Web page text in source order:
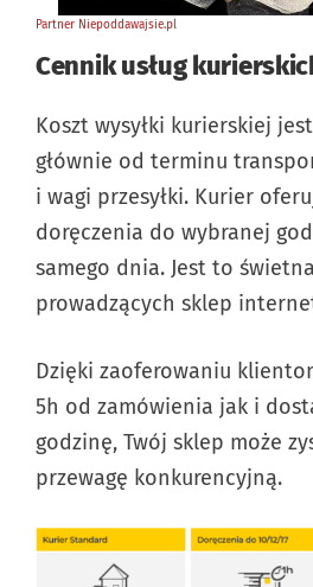
Cennik usług
Koszt wysyłki kurierskiej
głównie od terminu
i wagi przesyłki. Kurier
doręczenia do wybranej
samego dnia. Jest to
prowadzących sklep
Dzięki zaoferowaniu
5h od zamówienia jak i
godzinę, Twój sklep może
przewagę konkurencyjną.